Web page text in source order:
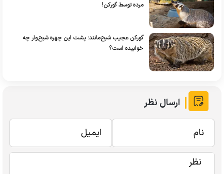
مرده توسط گورکن!
گورکن عجیب شبح‌مانند؛ پشت این چهره شبح‌وار چه
خوابیده است؟
ارسال نظر